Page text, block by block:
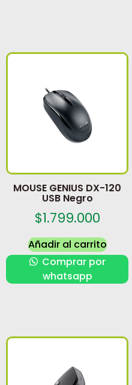
MOUSE GENIUS DX-120
USB Negro
$1.799.000
Añadir al carrito
Comprar por
whatsapp